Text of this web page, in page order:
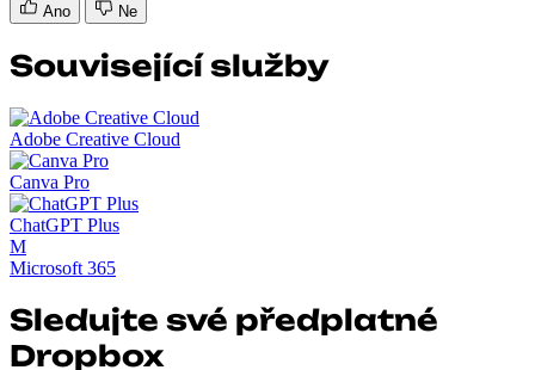
Ano Ne
Související služby
Adobe Creative Cloud
Canva Pro
ChatGPT Plus
M
Microsoft 365
Sledujte své předplatné
Dropbox